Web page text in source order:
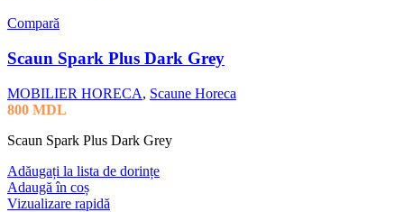
Compară
Scaun Spark Plus Dark Grey
MOBILIER HORECA, Scaune Horeca
800 MDL
Scaun Spark Plus Dark Grey
Adăugați la lista de dorințe
Adaugă în coș
Vizualizare rapidă